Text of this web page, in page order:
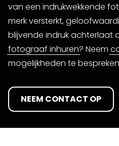
van een indrukwekkende
merk versterkt,
blijvende indruk achterlaat
fotograaf inhuren? Neem
mogelijkheden te
NEEM CONTACT OP